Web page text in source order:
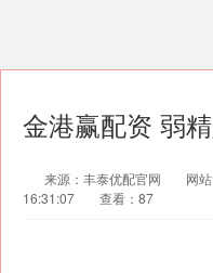
金港赢配资 弱
来源：丰泰优配官网 网
16:31:07
查看：87